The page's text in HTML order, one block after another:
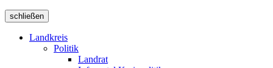
schließen
Landkreis
Politik
Landrat